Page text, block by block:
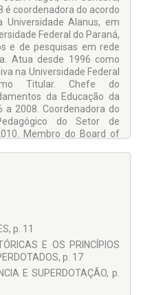
é coordenadora do acordo
Alanus, em
Federal do Paraná,
e de pesquisas em rede
Atua desde 1996 como
na Universidade Federal
Titular. Chefe do
da Educação da
a 2008. Coordenadora do
do Setor de
Membro do Board of
do CNPq: Cognição,
Humano. Tem
dos pensamentos de
Lev Vigotski. Bolsista
de Pós-Graduação em
do Paraná – UFPR,
p. 11
E OS PRINCÍPIOS
p. 17
E SUPERDOTAÇÃO, p.